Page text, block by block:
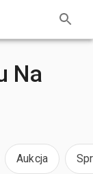
Na
Aukcja